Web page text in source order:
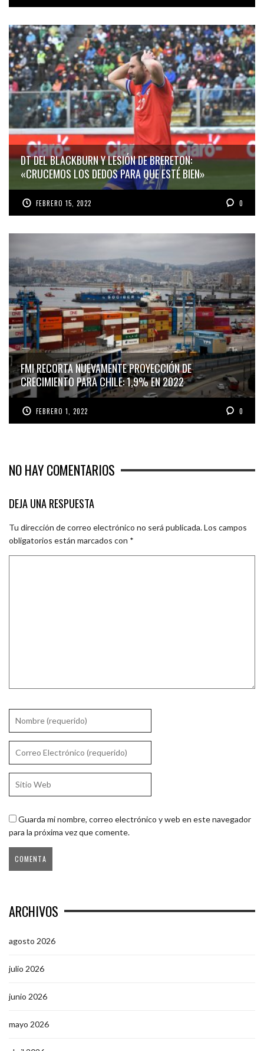
DT DEL BLACKBURN Y LESIÓN DE BRERETON:
«CRUCEMOS LOS DEDOS PARA QUE ESTÉ BIEN»
FEBRERO 15, 2022 0
FMI RECORTA NUEVAMENTE PROYECCIÓN DE
CRECIMIENTO PARA CHILE: 1,9% EN 2022
FEBRERO 1, 2022 0
NO HAY COMENTARIOS
DEJA UNA RESPUESTA
Tu dirección de correo electrónico no será publicada.Los campos
obligatorios están marcados con *
Guarda mi nombre, correo electrónico y web en este navegador
para la próxima vez que comente.
ARCHIVOS
agosto 2026
julio 2026
junio 2026
mayo 2026